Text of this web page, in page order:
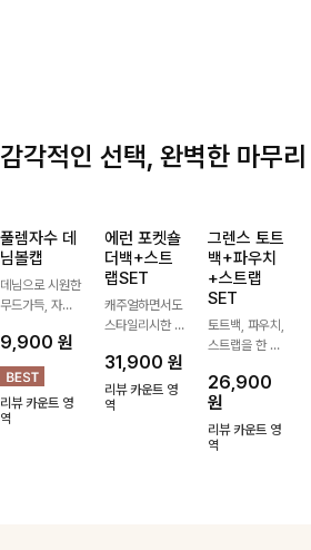
감각적인 선택, 완벽한 마무리
풀렘자수 데
님볼캡
데님으로 시원한
무드가득, 자수
인트까지볼캡 하
나만으로 포인트
가 되어주는 아
이템
9,900 원
리뷰 카운트 영
역
에런 포켓숄
더백+스트
랩SET
캐주얼하면서도
스타일리시한 무
멀티 포켓 숄더
백-가볍게 매기
좋은 디자인과
31,900 원
리뷰 카운트 영
역
그렌스 토트
백+파우치
+스트랩
SET
토트백, 파우치,
스트랩을 한 번
ITEM활용도 높
게 어디에든 다
양하게 즐겨주세
요 ;)
26,900
원
리뷰 카운트 영
역